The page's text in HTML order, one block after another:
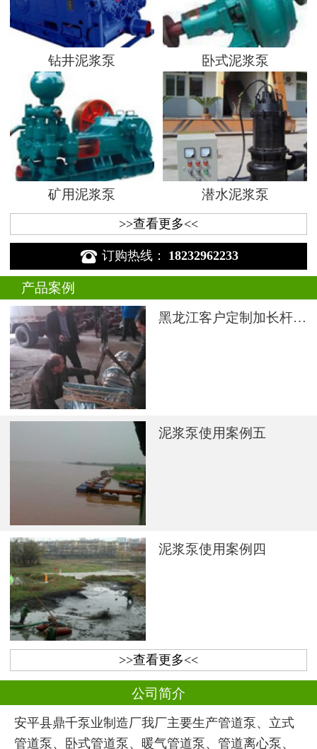
钻井泥浆泵 卧式泥浆泵
矿用泥浆泵 潜水泥浆泵
>>查看更多<<
 订购热线： 18232962233
产品案例
黑龙江客户定制加长杆液下渣浆泵
泥浆泵使用案例五
泥浆泵使用案例四
>>查看更多<<
公司简介
安平县鼎千泵业制造厂我厂主要生产管道泵、立式
管道泵、卧式管道泵、暖气管道泵、管道离心泵、